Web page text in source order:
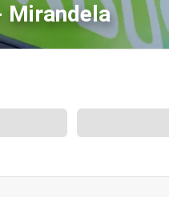
Mirandela